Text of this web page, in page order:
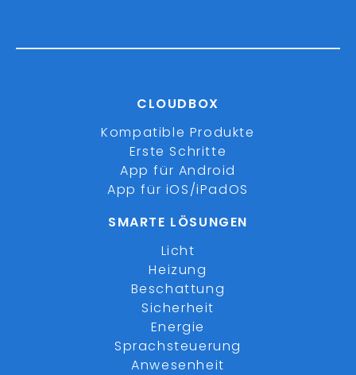
CLOUDBOX
Kompatible Produkte
Erste Schritte
App für Android
App für iOS/iPadOS
SMARTE LÖSUNGEN
Licht
Heizung
Beschattung
Sicherheit
Energie
Sprachsteuerung
Anwesenheit